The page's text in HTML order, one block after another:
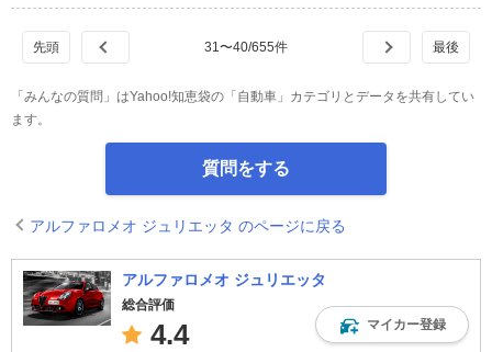
31 〜40/655件
「みんなの質問」はYahoo!知恵袋の「自動車」カテゴリとデータを共有してい
ます。
質問をする
アルファロメオ ジュリエッタ のページに戻る
アルファロメオ ジュリエッタ
総合評価
4.4 マイカー登録